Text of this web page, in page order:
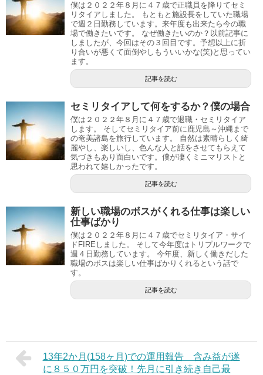
僕は２０２２年８月に４７歳で正職員を降りてセミ
リタイアしました。 もともと施設長をしていた職場
で週２日勤務しています。来年度も出来たら今の職
場で働きたいです。 なぜ働きたいのか？以前記事に
しましたが、今回はその３回目です。予想以上に折
り合いが悪くて面倒やしもういいかな(笑)と思ってい
ます。
記事を読む
セミリタイアして何をするか？僕の場合
僕は２０２２年８月に４７歳で退職・セミリタイア
します。 そしてセミリタイア前に鹿児島～沖縄まで
の奄美諸島を旅行しています。 自然は素晴らしく綺
麗やし、楽しいし、色んな人と話をさせてもらえて
気づきもあり面白いです。僕が凄くミニマリストと
思われて嬉しかったです。
記事を読む
新しい職場のボスがくれる仕事は楽しい
仕事ばかり
僕は２０２２年８月に４７歳でセミリタイア・サイ
ドFIREしました。 そして今年度はトリプルワークで
週４日勤務しています。 今年度、新しく働きだした
職場のボスは楽しい仕事ばかりくれるという話で
す。
記事を読む
13年2か月(158ヶ月)での運用報告 含み益が遂
に８５０万円を突破！先月に引き続き自己最